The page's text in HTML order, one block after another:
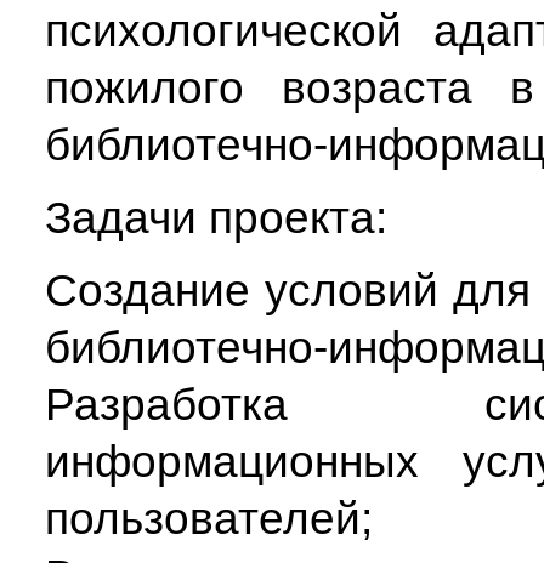
психологической
пожилого возраста
библиотечно-
Задачи проекта:
Создание условий
библиотечно-
Разработка
информационных
пользователей;